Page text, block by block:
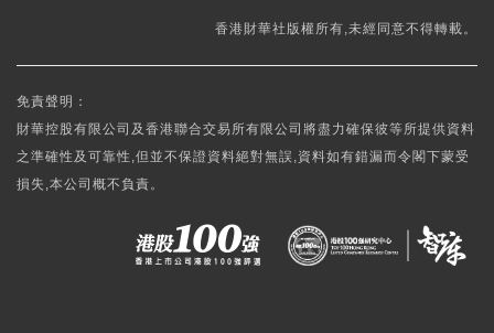
香港財華社版權所有,未經同意不得轉載。
免責聲明：
財華控股有限公司及香港聯合交易所有限公司將盡力確保彼等所提供資料
之準確性及可靠性,但並不保證資料絕對無誤,資料如有錯漏而令閣下蒙受
損失,本公司概不負責。